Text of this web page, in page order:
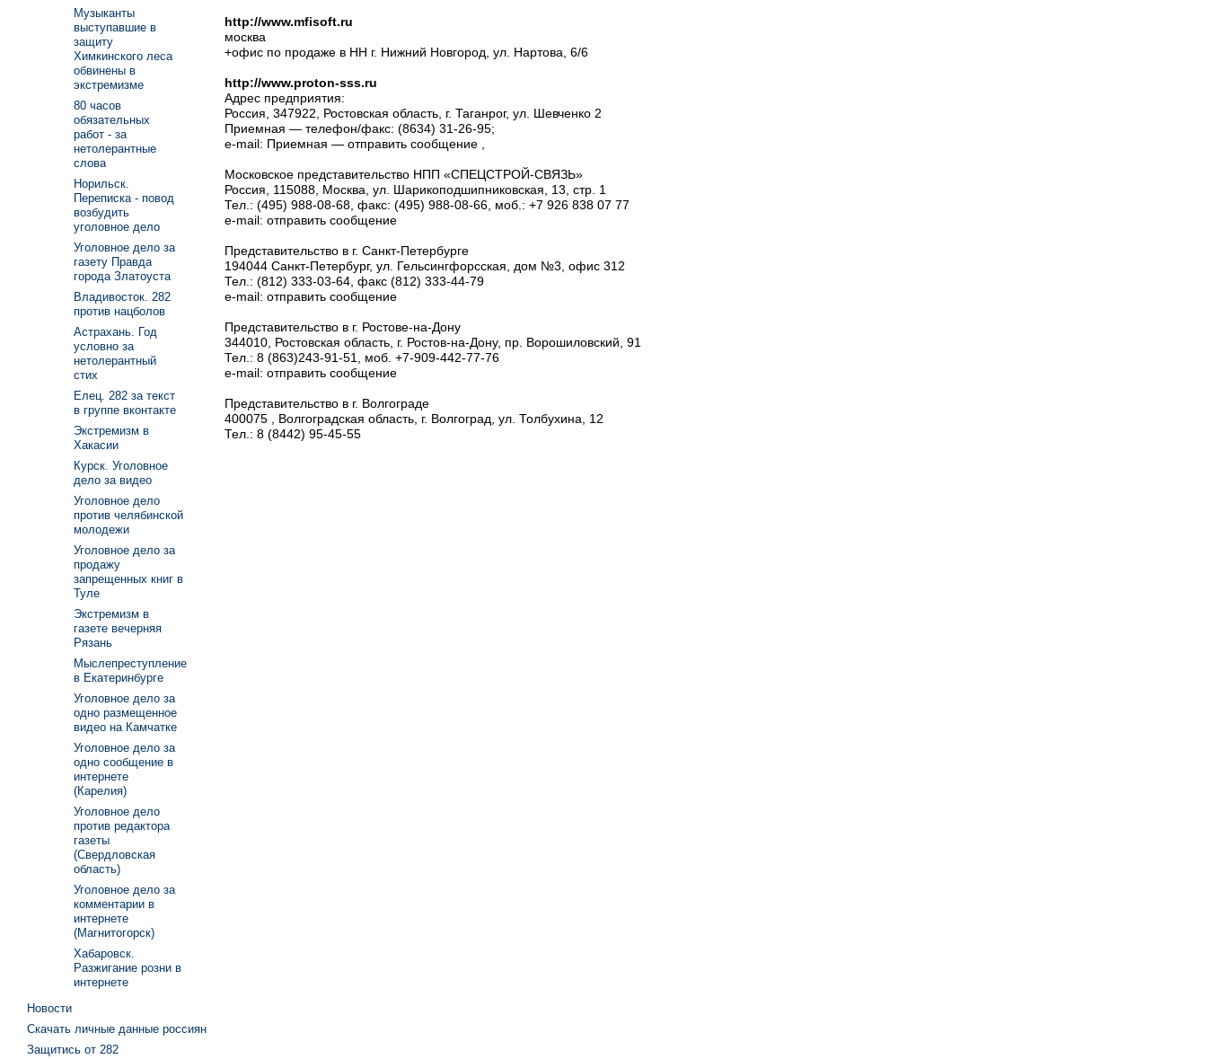
http://www.mfisoft.ru
москва
+офис по продаже в НН г. Нижний Новгород, ул. Нартова, 6/6
http://www.proton-sss.ru
Адрес предприятия:
Россия, 347922, Ростовская область, г. Таганрог, ул. Шевченко 2
Приемная — телефон/факс: (8634) 31-26-95;
e-mail: Приемная — отправить сообщение ,
Московское представительство НПП «СПЕЦСТРОЙ-СВЯЗЬ»
Россия, 115088, Москва, ул. Шарикоподшипниковская, 13, стр. 1
Тел.: (495) 988-08-68, факс: (495) 988-08-66, моб.: +7 926 838 07 77
e-mail: отправить сообщение
Представительство в г. Санкт-Петербурге
194044 Санкт-Петербург, ул. Гельсингфорсская, дом №3, офис 312
Тел.: (812) 333-03-64, факс (812) 333-44-79
e-mail: отправить сообщение
Представительство в г. Ростове-на-Дону
344010, Ростовская область, г. Ростов-на-Дону, пр. Ворошиловский, 91
Тел.: 8 (863)243-91-51, моб. +7-909-442-77-76
e-mail: отправить сообщение
Представительство в г. Волгограде
400075 , Волгоградская область, г. Волгоград, ул. Толбухина, 12
Тел.: 8 (8442) 95-45-55
Музыканты
выступавшие в
защиту
Химкинского леса
обвинены в
экстремизме
80 часов
обязательных
работ - за
нетолерантные
слова
Норильск.
Переписка - повод
возбудить
уголовное дело
Уголовное дело за
газету Правда
города Златоуста
Владивосток. 282
против нацболов
Астрахань. Год
условно за
нетолерантный
стих
Елец. 282 за текст
в группе вконтакте
Экстремизм в
Хакасии
Курск. Уголовное
дело за видео
Уголовное дело
против челябинской
молодежи
Уголовное дело за
продажу
запрещенных книг в
Туле
Экстремизм в
газете вечерняя
Рязань
Мыслепреступление
в Екатеринбурге
Уголовное дело за
одно размещенное
видео на Камчатке
Уголовное дело за
одно сообщение в
интернете
(Карелия)
Уголовное дело
против редактора
газеты
(Свердловская
область)
Уголовное дело за
комментарии в
интернете
(Магнитогорск)
Хабаровск.
Разжигание розни в
интернете
Новости
Скачать личные данные россиян
Защитись от 282